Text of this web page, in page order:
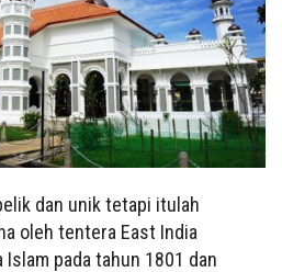
dan unik tetapi itulah
oleh tentera East India
Islam pada tahun 1801 dan